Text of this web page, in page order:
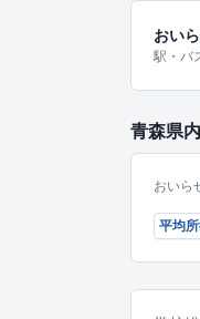
おい
駅・バ
青森県
おいら
平均